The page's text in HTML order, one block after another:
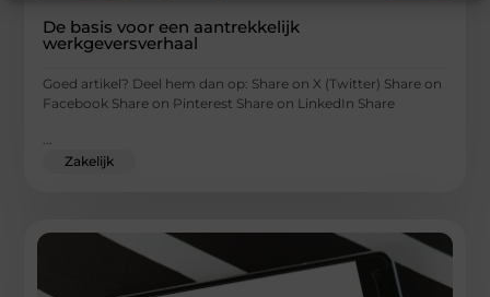
De basis voor een aantrekkelijk
werkgeversverhaal
Goed artikel? Deel hem dan op: Share on X (Twitter) Share on
Facebook Share on Pinterest Share on LinkedIn Share
Zakelijk